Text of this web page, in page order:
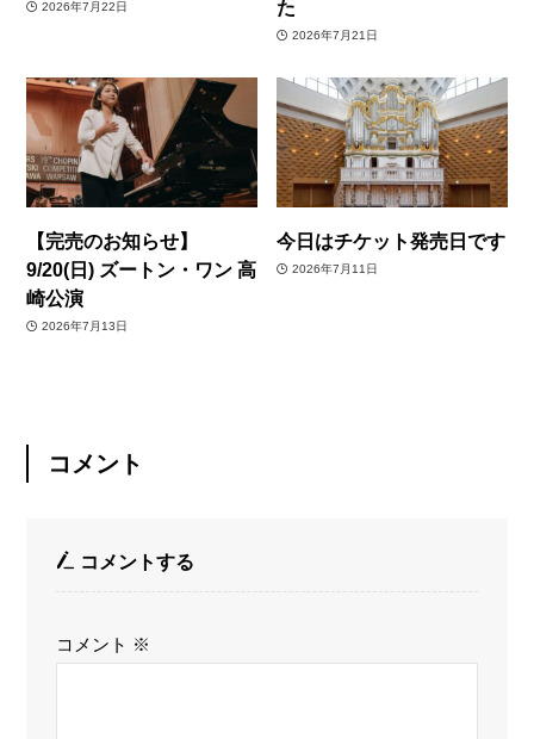
2026年7月22日
た
2026年7月21日
【完売のお知らせ】
9/20(日) ズートン・ワン 高
崎公演
2026年7月13日
今日はチケット発売日です
2026年7月11日
コメント
コメントする
コメント ※